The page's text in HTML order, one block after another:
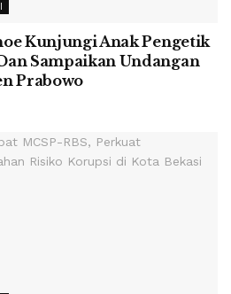
Kunjungi Anak Pengetik
Sampaikan Undangan
Prabowo